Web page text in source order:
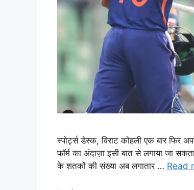
स्पोर्ट्स डेस्क, विराट कोहली एक बार
फॉर्म का अंदाज़ा इसी बात से लगाया जा
के शतकों की संख्या अब लगातार … Read